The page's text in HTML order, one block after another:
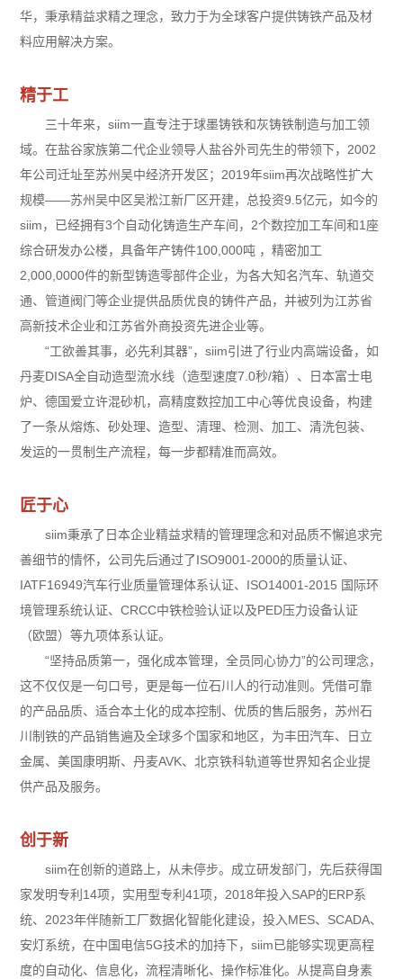
华，秉承精益求精之理念，致力于为全球客户提供铸铁产品及材
料应用解决方案。
精于工
三十年来，siim一直专注于球墨铸铁和灰铸铁制造与加工领
域。在盐谷家族第二代企业领导人盐谷外司先生的带领下，2002
年公司迁址至苏州吴中经济开发区；2019年siim再次战略性扩大
规模——苏州吴中区吴淞江新厂区开建，总投资9.5亿元，如今的
siim，已经拥有3个自动化铸造生产车间，2个数控加工车间和1座
综合研发办公楼，具备年产铸件100,000吨 ，精密加工
2,000,0000件的新型铸造零部件企业，为各大知名汽车、轨道交
通、管道阀门等企业提供品质优良的铸件产品，并被列为江苏省
高新技术企业和江苏省外商投资先进企业等。
“工欲善其事，必先利其器”，siim引进了行业内高端设备，如
丹麦DISA全自动造型流水线（造型速度7.0秒/箱）、日本富士电
炉、德国爱立许混砂机，高精度数控加工中心等优良设备，构建
了一条从熔炼、砂处理、造型、清理、检测、加工、清洗包装、
发运的一贯制生产流程，每一步都精准而高效。
匠于心
siim秉承了日本企业精益求精的管理理念和对品质不懈追求完
善细节的情怀，公司先后通过了ISO9001-2000的质量认证、
IATF16949汽车行业质量管理体系认证、ISO14001-2015 国际环
境管理系统认证、CRCC中铁检验认证以及PED压力设备认证
（欧盟）等九项体系认证。
“坚持品质第一，强化成本管理，全员同心协力”的公司理念，
这不仅仅是一句口号，更是每一位石川人的行动准则。凭借可靠
的产品品质、适合本土化的成本控制、优质的售后服务，苏州石
川制铁的产品销售遍及全球多个国家和地区，为丰田汽车、日立
金属、美国康明斯、丹麦AVK、北京铁科轨道等世界知名企业提
供产品及服务。
创于新
siim在创新的道路上，从未停步。成立研发部门，先后获得国
家发明专利14项，实用型专利41项，2018年投入SAP的ERP系
统、2023年伴随新工厂数据化智能化建设，投入MES、SCADA、
安灯系统，在中国电信5G技术的加持下，siim已能够实现更高程
度的自动化、信息化，流程清晰化、操作标准化。从提高自身素